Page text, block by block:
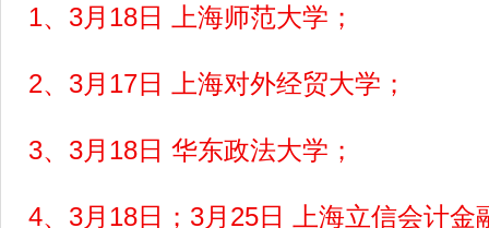
1、3月18日 上海师范大学；
2、3月17日 上海对外经贸大学；
3、3月18日 华东政法大学；
4、3月18日；3月25日 上海立信会计金